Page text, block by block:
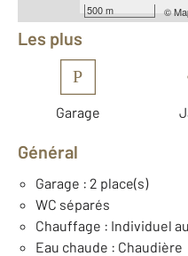
500 m ©
Les plus
P
Garage
Général
Garage : 2 place(s)
WC séparés
Chauffage : Individuel
Eau chaude : Chaudière